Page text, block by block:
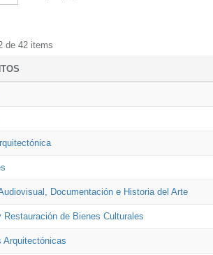
de 42 items
Documentación e Historia del Arte
Restauración de Bienes Culturales
Arquitectónicas